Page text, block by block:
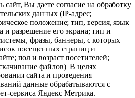
сайт, Вы даете согласие на обработку
данных (IP-адрес;
положение; тип, версия, язык
и разрешение его экрана; тип и
фразы, баннеры, с которых
посещенных страниц и
пол и возраст посетителей;
файлов). В целях
сайта и проведения
данные обрабатываются с
сервиса Яндекс Метрика.